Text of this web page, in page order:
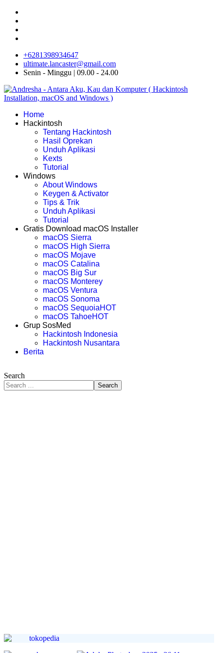
+6281398934647
ultimate.lancaster@gmail.com
Senin - Minggu | 09.00 - 24.00
Home
Hackintosh
Tentang Hackintosh
Hasil Oprekan
Unduh Aplikasi
Kexts
Tutorial
Windows
About Windows
Keygen & Activator
Tips & Trik
Unduh Aplikasi
Tutorial
Gratis Download macOS Installer
macOS Sierra
macOS High Sierra
macOS Mojave
macOS Catalina
macOS Big Sur
macOS Monterey
macOS Ventura
macOS Sonoma
macOS SequoiaHOT
macOS TahoeHOT
Grup SosMed
Hackintosh Indonesia
Hackintosh Nusantara
Berita
Search
Search